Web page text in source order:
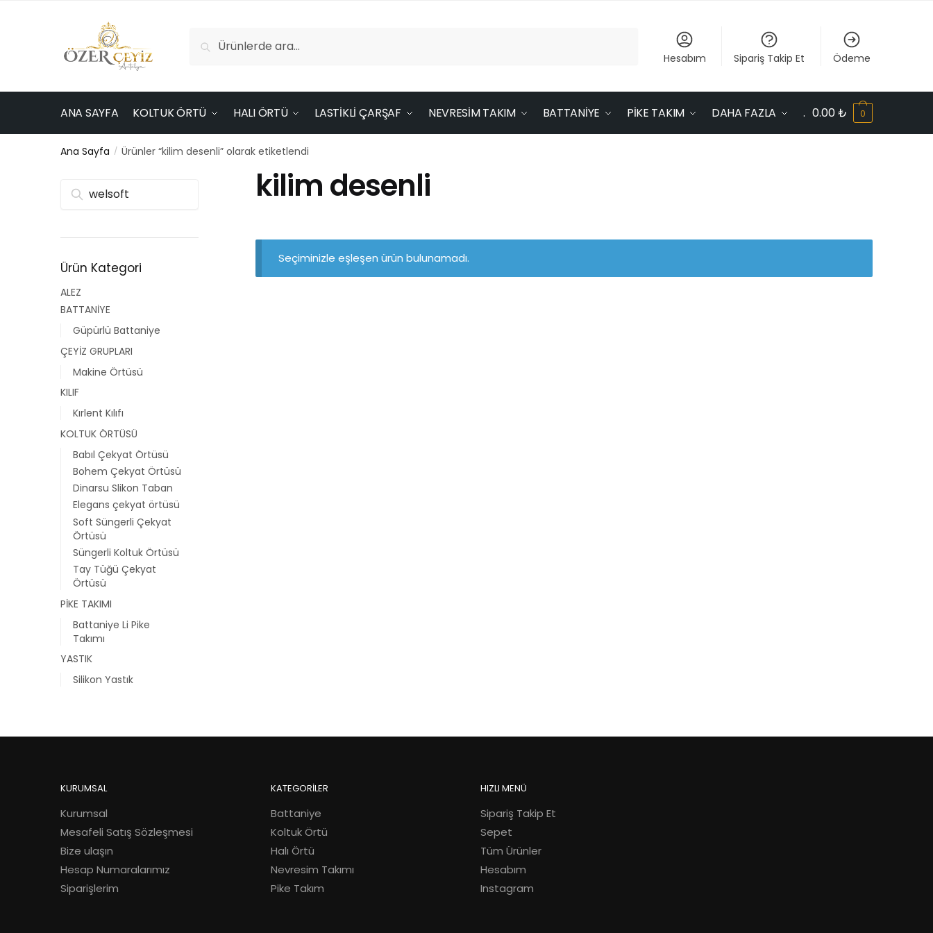
Ara
Hesabım Sipariş Takip Et Ödeme
ANA SAYFA KOLTUK ÖRTÜ HALI ÖRTÜ LASTİKLİ ÇARŞAF NEVRESİM TAKIM BATTANİYE PİKE TAKIM DAHA FAZLA . 0.00₺ 0
Ana Sayfa / Ürünler “kilim desenli” olarak etiketlendi
kilim desenli
Seçiminizle eşleşen ürün bulunamadı.
Ara
Ürün Kategori
ALEZ
BATTANİYE
Güpürlü Battaniye
ÇEYİZ GRUPLARI
Makine Örtüsü
KILIF
Kırlent Kılıfı
KOLTUK ÖRTÜSÜ
Babıl Çekyat Örtüsü
Bohem Çekyat Örtüsü
Dinarsu Slikon Taban
Elegans çekyat örtüsü
Soft Süngerli Çekyat
Örtüsü
Süngerli Koltuk Örtüsü
Tay Tüğü Çekyat
Örtüsü
PİKE TAKIMI
Battaniye Li Pike
Takımı
YASTIK
Silikon Yastık
KURUMSAL
Kurumsal
Mesafeli Satış Sözleşmesi
Bize ulaşın
Hesap Numaralarımız
Siparişlerim
KATEGORİLER
Battaniye
Koltuk Örtü
Halı Örtü
Nevresim Takımı
Pike Takım
HIZLI MENÜ
Sipariş Takip Et
Sepet
Tüm Ürünler
Hesabım
Instagram